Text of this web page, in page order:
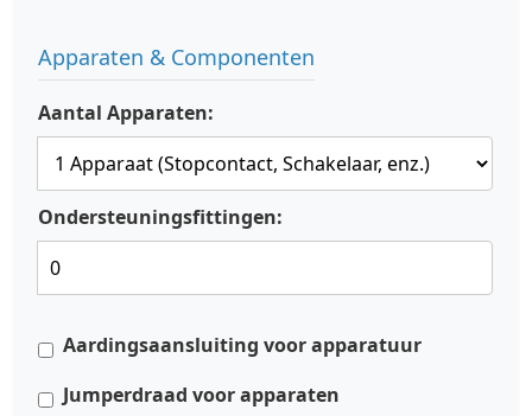
Apparaten & Componenten
Aantal Apparaten:
Ondersteuningsfittingen:
Aardingsaansluiting voor apparatuur
Jumperdraad voor apparaten